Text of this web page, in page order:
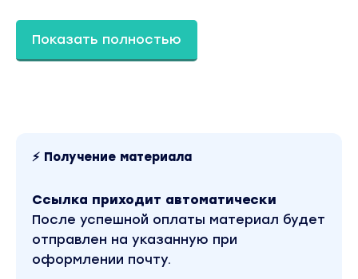
ночи по будням и если мне сильно везло, то в
Да, я мог все сделать быстрее минимум на
2-3 мес, но у меня включался
перфекционизм и я хотел все сделать
Показать полностью
⚡ Получение материала
Ссылка приходит автоматически
После успешной оплаты материал будет
отправлен на указанную при
оформлении почту.